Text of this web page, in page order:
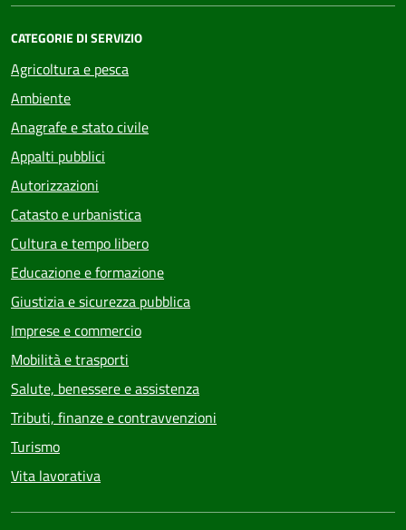
CATEGORIE DI SERVIZIO
Agricoltura e pesca
Ambiente
Anagrafe e stato civile
Appalti pubblici
Autorizzazioni
Catasto e urbanistica
Cultura e tempo libero
Educazione e formazione
Giustizia e sicurezza pubblica
Imprese e commercio
Mobilità e trasporti
Salute, benessere e assistenza
Tributi, finanze e contravvenzioni
Turismo
Vita lavorativa